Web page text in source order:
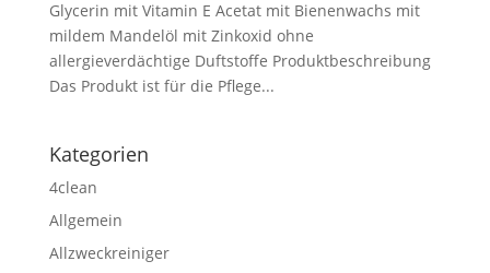
Glycerin mit Vitamin E Acetat mit Bienenwachs mit
mildem Mandelöl mit Zinkoxid ohne
allergieverdächtige Duftstoffe Produktbeschreibung
Das Produkt ist für die Pflege...
Kategorien
4clean
Allgemein
Allzweckreiniger